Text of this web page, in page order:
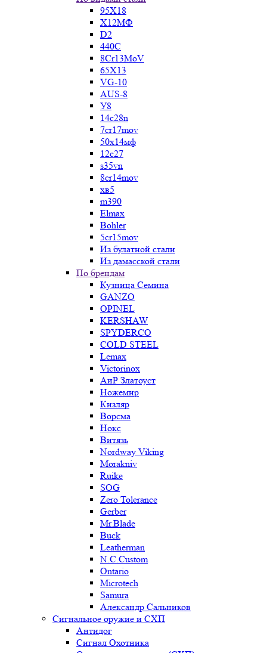
95Х18
Х12МФ
D2
440C
8Cr13MoV
65Х13
VG-10
AUS-8
У8
14c28n
7cr17mov
50х14мф
12c27
s35vn
8cr14mov
хв5
m390
Elmax
Bohler
5cr15mov
Из булатной стали
Из дамасской стали
По брендам
Кузница Семина
GANZO
OPINEL
KERSHAW
SPYDERCO
COLD STEEL
Lemax
Victorinox
АиР Златоуст
Ножемир
Кизляр
Ворсма
Нокс
Витязь
Nordway Viking
Morakniv
Ruike
SOG
Zero Tolerance
Gerber
Mr.Blade
Buck
Leatherman
N.C.Custom
Ontario
Microtech
Samura
Александр Сальников
Сигнальное оружие и СХП
Антидог
Сигнал Охотника